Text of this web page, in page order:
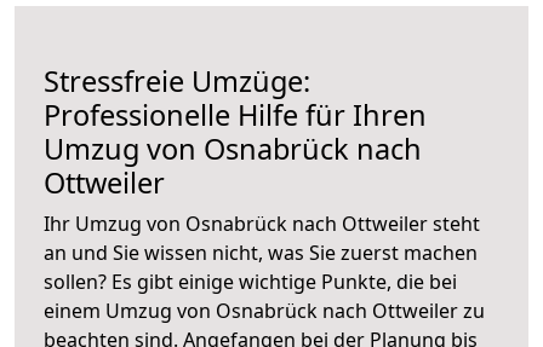
Stressfreie Umzüge:
Professionelle Hilfe für Ihren
Umzug von Osnabrück nach
Ottweiler
Ihr Umzug von Osnabrück nach Ottweiler steht
an und Sie wissen nicht, was Sie zuerst machen
sollen? Es gibt einige wichtige Punkte, die bei
einem Umzug von Osnabrück nach Ottweiler zu
beachten sind. Angefangen bei der Planung bis